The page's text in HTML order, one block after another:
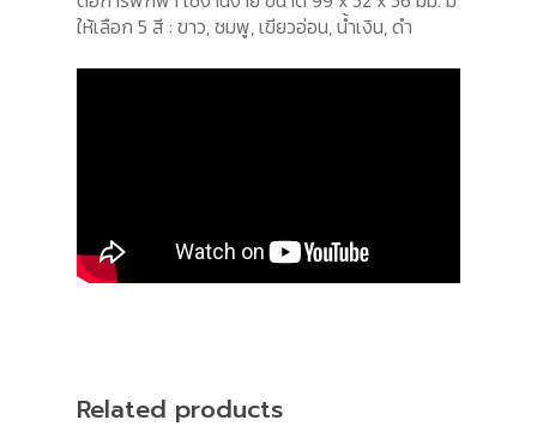
ให้เลือก 5 สี : ขาว, ชมพู, เขียวอ่อน, น้ำเงิน, ดำ
Related products